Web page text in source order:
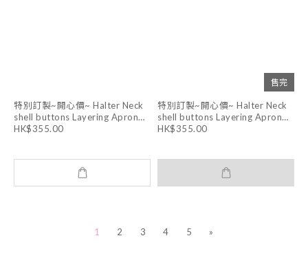
特別訂製~開心價~ Halter Neck
shell buttons Layering Apron
Dress (WHITE )
HK$355.00
售完
特別訂製~開心價~ Halter Neck
shell buttons Layering Apron
Dress (DARK GREY)
HK$355.00
1 2 3 4 5 »